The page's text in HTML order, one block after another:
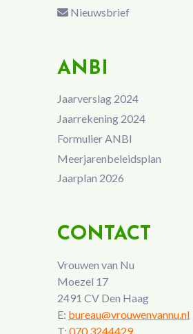
Nieuwsbrief
ANBI
Jaarverslag 2024
Jaarrekening 2024
Formulier ANBI
Meerjarenbeleidsplan
Jaarplan 2026
CONTACT
Vrouwen van Nu
Moezel 17
2491 CV Den Haag
E: bureau@vrouwenvannu.nl
T: 070 3244429